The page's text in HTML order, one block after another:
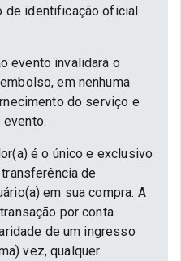
de identificação oficial
evento invalidará o
em nenhuma
do serviço e
é o único e exclusivo
de
em sua compra. A
por conta
de um ingresso
vez, qualquer